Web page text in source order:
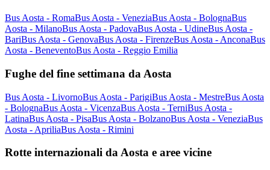
Bus Aosta - RomaBus Aosta - VeneziaBus Aosta - BolognaBus
Aosta - MilanoBus Aosta - PadovaBus Aosta - UdineBus Aosta -
BariBus Aosta - GenovaBus Aosta - FirenzeBus Aosta - AnconaBus
Aosta - BeneventoBus Aosta - Reggio Emilia
Fughe del fine settimana da Aosta
Bus Aosta - LivornoBus Aosta - ParigiBus Aosta - MestreBus Aosta
- BolognaBus Aosta - VicenzaBus Aosta - TerniBus Aosta -
LatinaBus Aosta - PisaBus Aosta - BolzanoBus Aosta - VeneziaBus
Aosta - ApriliaBus Aosta - Rimini
Rotte internazionali da Aosta e aree vicine